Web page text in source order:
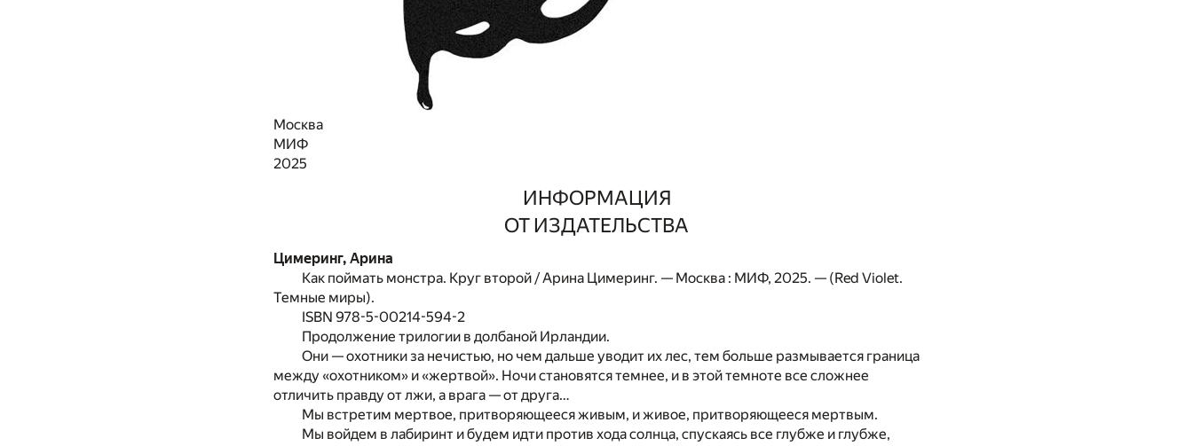
Москва
МИФ
2025
ИНФОРМАЦИЯ
ОТ ИЗДАТЕЛЬСТВА
Цимеринг, Арина
Как поймать монстра. Круг второй / Арина Цимеринг. — Москва : МИФ, 2025. — (Red Violet.
Темные миры).
ISBN 978-5-00214-594-2
Продолжение трилогии в долбаной Ирландии.
Они — охотники за нечистью, но чем дальше уводит их лес, тем больше размывается граница
между «охотником» и «жертвой». Ночи становятся темнее, и в этой темноте все сложнее
отличить правду от лжи, а врага — от друга…
Мы встретим мертвое, притворяющееся живым, и живое, притворяющееся мертвым.
Мы войдем в лабиринт и будем идти против хода солнца, спускаясь все глубже и глубже,